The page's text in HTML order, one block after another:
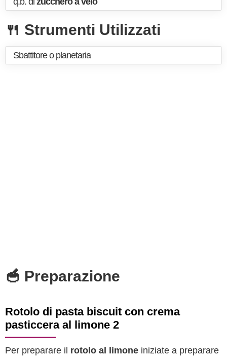
🍴 Strumenti Utilizzati
Sbattitore o planetaria
🥣 Preparazione
Rotolo di pasta biscuit con crema
pasticcera al limone 2
Per preparare il rotolo al limone iniziate a preparare